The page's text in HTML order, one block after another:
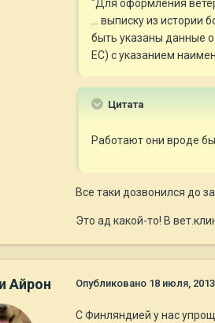
"Для оформления
... выписку из
быть указаны данные
ЕС) с указанием
Цитата
Работают они вроде
Все таки дозвонился до
Это ад какой-то! В
Айрон Опубликовано 18 июля, 2013
С Финляндией у нас